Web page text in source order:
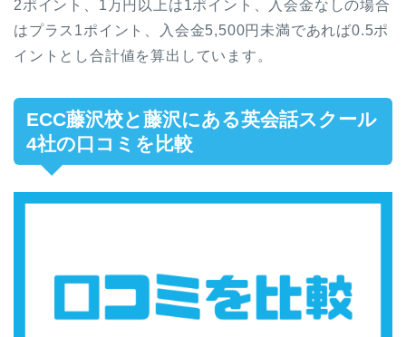
2ポイント、1万円以上は1ポイント、入会金なしの場合
はプラス1ポイント、入会金5,500円未満であれば0.5ポ
イントとし合計値を算出しています。
ECC藤沢校と藤沢にある英会話スクール
4社の口コミを比較